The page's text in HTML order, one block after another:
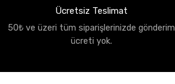
Ücretsiz Teslimat
50₺ ve üzeri tüm siparişlerinizde gönderim
ücreti yok.